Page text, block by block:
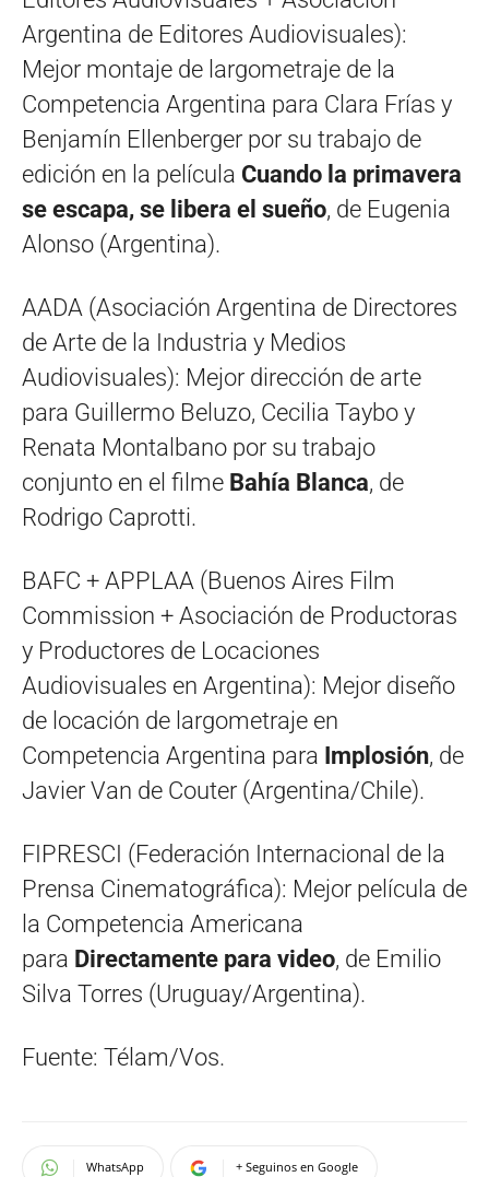
Argentina de Editores Audiovisuales):
Mejor montaje de largometraje de la
Competencia Argentina para Clara Frías y
Benjamín Ellenberger por su trabajo de
edición en la película Cuando la primavera
se escapa, se libera el sueño, de Eugenia
Alonso (Argentina).
AADA (Asociación Argentina de Directores
de Arte de la Industria y Medios
Audiovisuales): Mejor dirección de arte
para Guillermo Beluzo, Cecilia Taybo y
Renata Montalbano por su trabajo
conjunto en el filme Bahía Blanca, de
Rodrigo Caprotti.
BAFC + APPLAA (Buenos Aires Film
Commission + Asociación de Productoras
y Productores de Locaciones
Audiovisuales en Argentina): Mejor diseño
de locación de largometraje en
Competencia Argentina para Implosión, de
Javier Van de Couter (Argentina/Chile).
FIPRESCI (Federación Internacional de la
Prensa Cinematográfica): Mejor película de
la Competencia Americana
para Directamente para video, de Emilio
Silva Torres (Uruguay/Argentina).
Fuente: Télam/Vos.
WhatsApp + Seguinos en Google